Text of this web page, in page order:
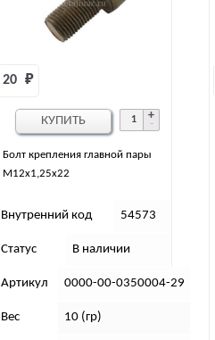
Болт крепления главной пары
М12х1,25х22
20 ₽
Внутренний код 54573
Статус В наличии
Артикул 0000-00-0350004-29
Вес 10 (гр)
КУПИТЬ